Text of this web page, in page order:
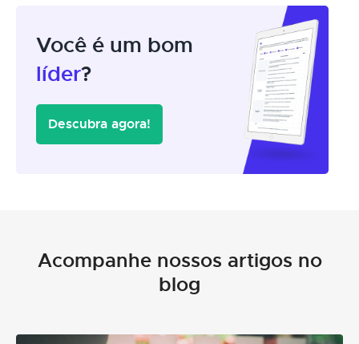
Você é um bom
líder?
Descubra agora!
Acompanhe nossos artigos no
blog